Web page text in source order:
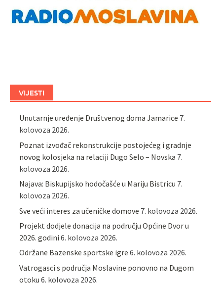
VIJESTI
Unutarnje uređenje Društvenog doma Jamarice 7.
kolovoza 2026.
Poznat izvođač rekonstrukcije postojećeg i gradnje
novog kolosjeka na relaciji Dugo Selo – Novska 7.
kolovoza 2026.
Najava: Biskupijsko hodočašće u Mariju Bistricu 7.
kolovoza 2026.
Sve veći interes za učeničke domove 7. kolovoza 2026.
Projekt dodjele donacija na području Općine Dvor u
2026. godini 6. kolovoza 2026.
Održane Bazenske sportske igre 6. kolovoza 2026.
Vatrogasci s područja Moslavine ponovno na Dugom
otoku 6. kolovoza 2026.